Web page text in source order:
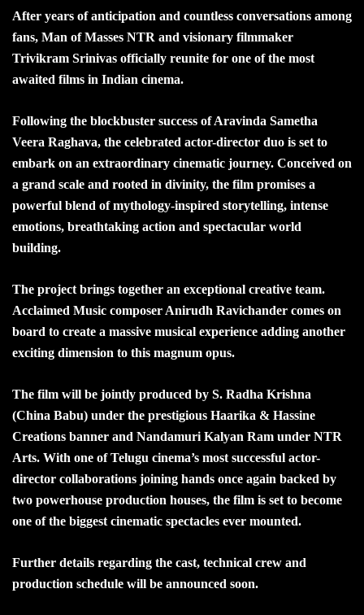
After years of anticipation and countless conversations among
fans, Man of Masses NTR and visionary filmmaker
Trivikram Srinivas officially reunite for one of the most
awaited films in Indian cinema.
Following the blockbuster success of Aravinda Sametha
Veera Raghava, the celebrated actor-director duo is set to
embark on an extraordinary cinematic journey. Conceived on
a grand scale and rooted in divinity, the film promises a
powerful blend of mythology-inspired storytelling, intense
emotions, breathtaking action and spectacular world
building.
The project brings together an exceptional creative team.
Acclaimed Music composer Anirudh Ravichander comes on
board to create a massive musical experience adding another
exciting dimension to this magnum opus.
The film will be jointly produced by S. Radha Krishna
(China Babu) under the prestigious Haarika & Hassine
Creations banner and Nandamuri Kalyan Ram under NTR
Arts. With one of Telugu cinema’s most successful actor-
director collaborations joining hands once again backed by
two powerhouse production houses, the film is set to become
one of the biggest cinematic spectacles ever mounted.
Further details regarding the cast, technical crew and
production schedule will be announced soon.